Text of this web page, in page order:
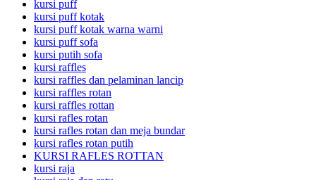
kursi puff
kursi puff kotak
kursi puff kotak warna warni
kursi puff sofa
kursi putih sofa
kursi raffles
kursi raffles dan pelaminan lancip
kursi raffles rotan
kursi raffles rottan
kursi rafles rotan
kursi rafles rotan dan meja bundar
kursi rafles rotan putih
KURSI RAFLES ROTTAN
kursi raja